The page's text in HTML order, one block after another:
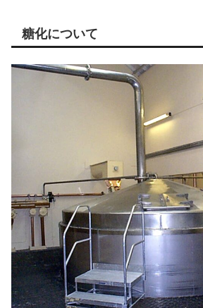
糖化について